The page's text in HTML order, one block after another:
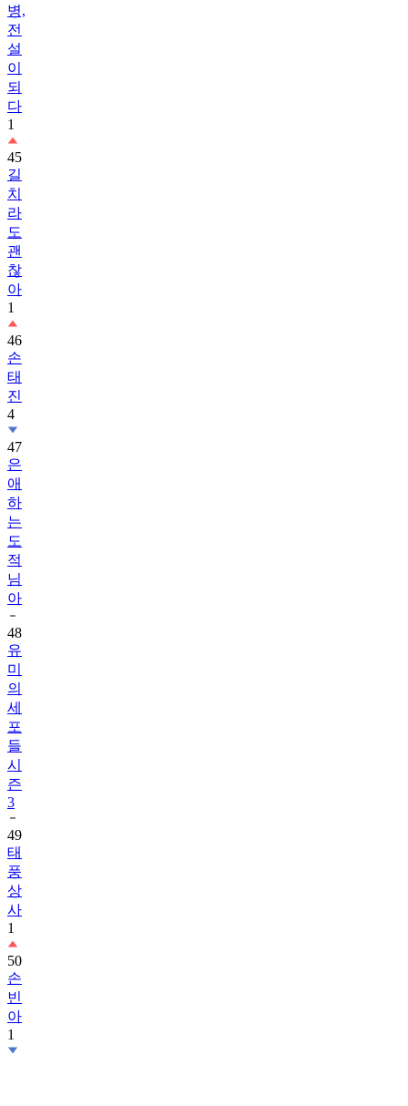
병,
전
설
이
되
다
1
45
길
치
라
도
괜
찮
아
1
46
손
태
진
4
47
은
애
하
는
도
적
님
아
48
유
미
의
세
포
들
시
즌
3
49
태
풍
상
사
1
50
손
빈
아
1